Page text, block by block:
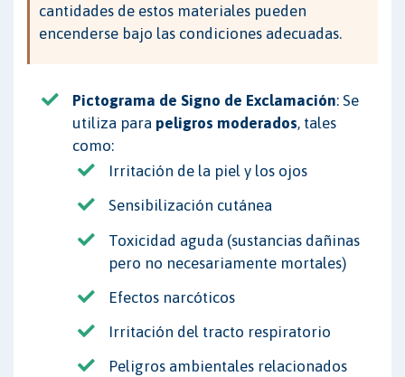
cantidades de estos materiales pueden
encenderse bajo las condiciones adecuadas.
Pictograma de Signo de Exclamación: Se
utiliza para peligros moderados, tales
como:
Irritación de la piel y los ojos
Sensibilización cutánea
Toxicidad aguda (sustancias dañinas
pero no necesariamente mortales)
Efectos narcóticos
Irritación del tracto respiratorio
Peligros ambientales relacionados